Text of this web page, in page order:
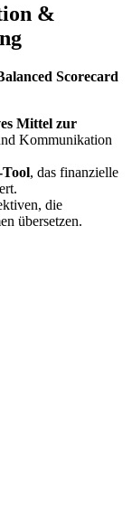
&
Scorecard
Mittel zur
Kommunikation
Tool, das finanzielle
die
übersetzen.